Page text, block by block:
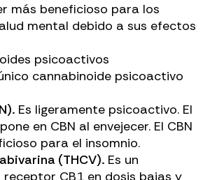
más beneficioso para los
mental debido a sus efectos
psicoactivos
cannabinoide psicoactivo
Es ligeramente psicoactivo. El
en CBN al envejecer. El CBN
para el insomnio.
(THCV). Es un
CB1 en dosis bajas y